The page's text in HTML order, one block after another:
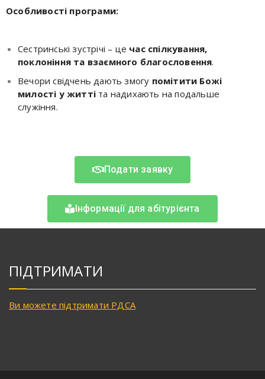
Особливості програми:
Сестринські зустрічі – це час спілкування,
поклоніння та взаємного благословення.
Вечори свідчень дають змогу помітити Божі
милості у житті та надихають на подальше
служіння.
Подати заявку
Інформації для абітурієнта
ПІДТРИМАТИ
Ви можете підтримати РДСА